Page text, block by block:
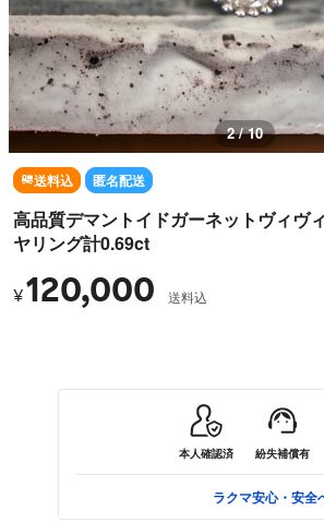
3 / 10
送料込 匿名配送
高品質デマントイドガーネットヴィヴ
ヤリング計0.69ct
¥120,000 送料込
本人確認済 紛失補償有
ラクマ安心・安全